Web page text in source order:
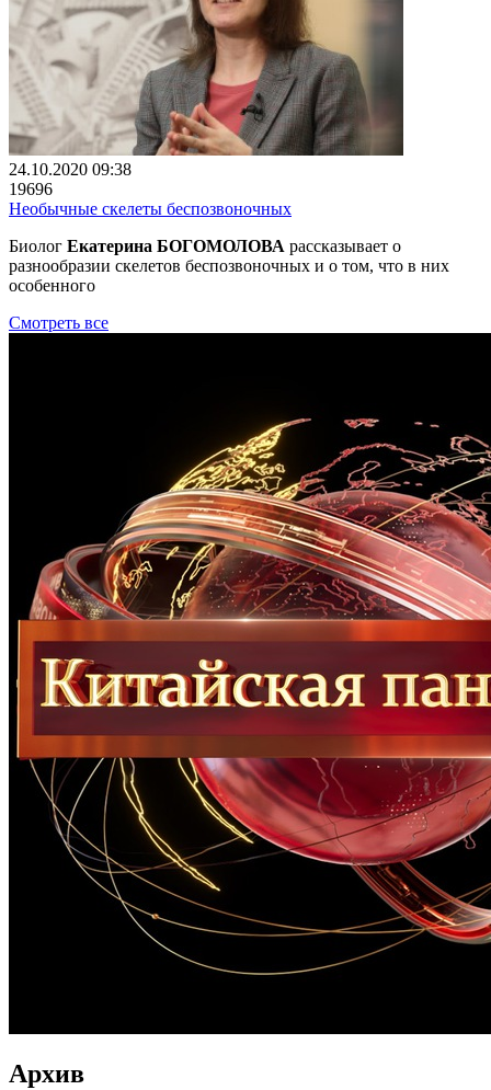
24.10.2020 09:38
19696
Необычные скелеты беспозвоночных
Биолог Екатерина БОГОМОЛОВА рассказывает о
разнообразии скелетов беспозвоночных и о том, что в них
особенного
Смотреть все
Архив